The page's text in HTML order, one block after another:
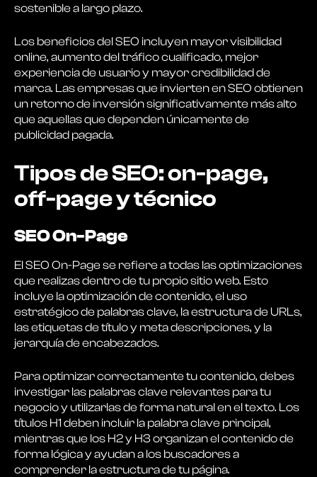
sostenible a largo plazo.
Los beneficios del SEO incluyen mayor visibilidad
online, aumento del tráfico cualificado, mejor
experiencia de usuario y mayor credibilidad de
marca. Las empresas que invierten en SEO obtienen
un retorno de inversión significativamente más alto
que aquellas que dependen únicamente de
publicidad pagada.
Tipos de SEO: on-page,
off-page y técnico
SEO On-Page
El SEO On-Page se refiere a todas las optimizaciones
que realizas dentro de tu propio sitio web. Esto
incluye la optimización de contenido, el uso
estratégico de palabras clave, la estructura de URLs,
las etiquetas de título y meta descripciones, y la
jerarquía de encabezados.
Para optimizar correctamente tu contenido, debes
investigar las palabras clave relevantes para tu
negocio y utilizarlas de forma natural en el texto. Los
títulos H1 deben incluir la palabra clave principal,
mientras que los H2 y H3 organizan el contenido de
forma lógica y ayudan a los buscadores a
comprender la estructura de tu página.